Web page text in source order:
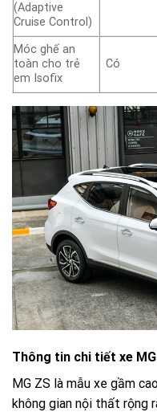
(Adaptive
Cruise Control)
Móc ghế an
toàn cho trẻ
em Isofix
Có
Thông tin chi tiết xe
MG ZS là mẫu xe gầm
không gian nội thất rộng